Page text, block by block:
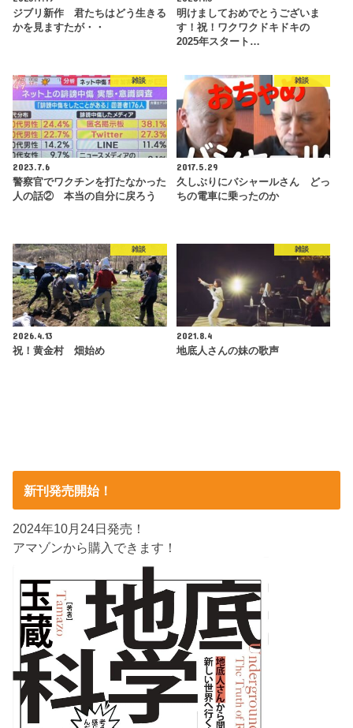
ジブリ新作 君たちはどう生きる
かを見ますたが・・
明けましておめでとうございま
す！祝！ワクワクドキドキの
2025年スタート…
雑談
2023.7.6
警察官でワクチンを打たなかった
人の話② 本当の自分に戻ろう
雑談
2017.5.29
久しぶりにバシャールさん どっ
ちの電車に乗ったのか
雑談
2026.4.13
祝！黄金村 畑始め
雑談
2021.8.4
地底人さんの妹の歌声
新刊発売開始！
2024年10月24日発売！
アマゾンから購入できます！